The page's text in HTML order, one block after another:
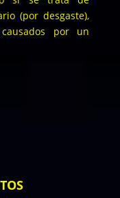
(por desgaste),
por un